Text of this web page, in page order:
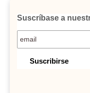
Suscríbase a